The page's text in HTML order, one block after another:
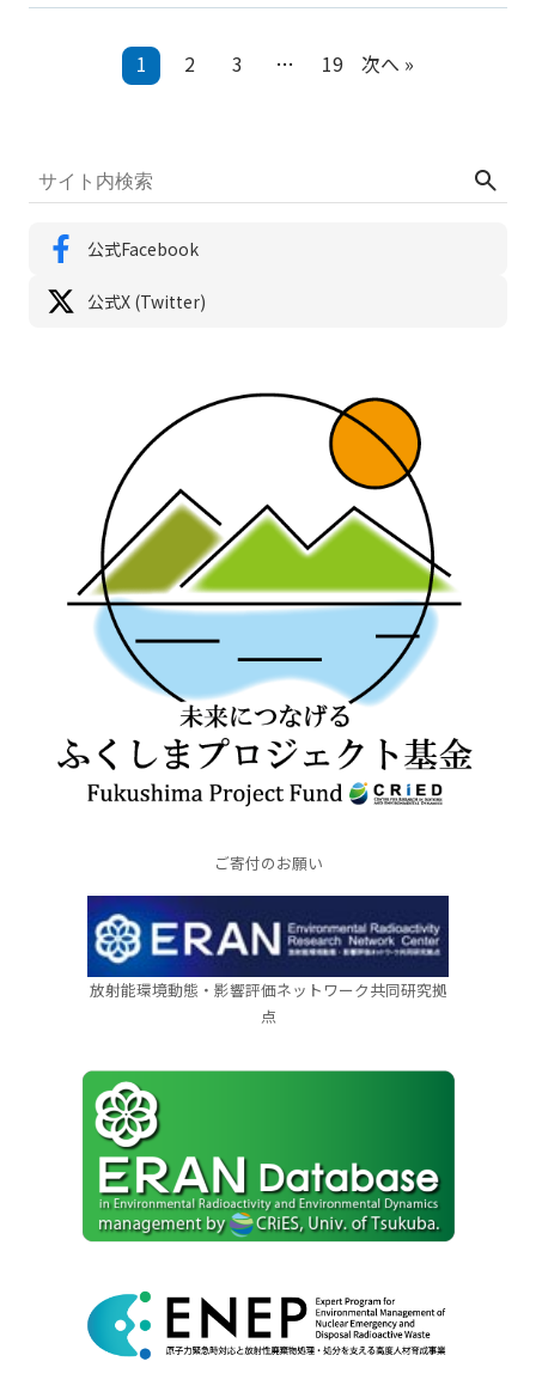
1 2 3 … 19 次へ »
公式Facebook
公式X (Twitter)
ご寄付のお願い
放射能環境動態・影響評価ネットワーク共同研究拠
点